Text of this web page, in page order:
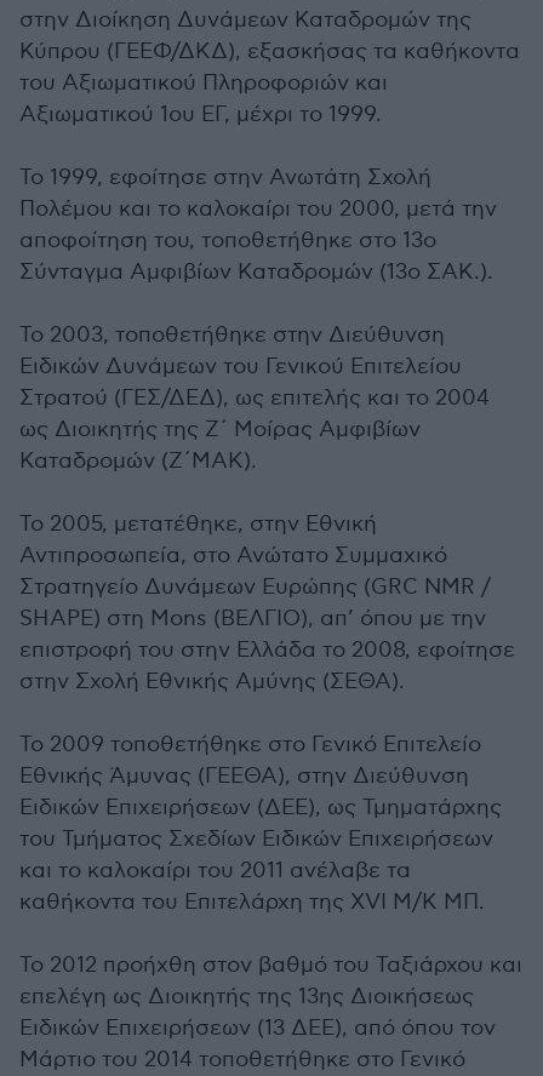
στην Διοίκηση Δυνάμεων Καταδρομών της
Κύπρου (ΓΕΕΦ/ΔΚΔ), εξασκήσας τα καθήκοντα
του Αξιωματικού Πληροφοριών και
Αξιωματικού 1ου ΕΓ, μέχρι το 1999.
Το 1999, εφοίτησε στην Ανωτάτη Σχολή
Πολέμου και το καλοκαίρι του 2000, μετά την
αποφοίτηση του, τοποθετήθηκε στο 13ο
Σύνταγμα Αμφιβίων Καταδρομών (13ο ΣΑΚ.).
Το 2003, τοποθετήθηκε στην Διεύθυνση
Ειδικών Δυνάμεων του Γενικού Επιτελείου
Στρατού (ΓΕΣ/ΔΕΔ), ως επιτελής και το 2004
ως Διοικητής της Ζ΄ Μοίρας Αμφιβίων
Καταδρομών (Ζ΄ΜΑΚ).
Το 2005, μετατέθηκε, στην Εθνική
Αντιπροσωπεία, στο Ανώτατο Συμμαχικό
Στρατηγείο Δυνάμεων Ευρώπης (GRC NMR /
SHAPE) στη Mons (ΒΕΛΓΙΟ), απ’ όπου με την
επιστροφή του στην Ελλάδα το 2008, εφοίτησε
στην Σχολή Εθνικής Αμύνης (ΣΕΘΑ).
Το 2009 τοποθετήθηκε στο Γενικό Επιτελείο
Εθνικής Άμυνας (ΓΕΕΘΑ), στην Διεύθυνση
Ειδικών Επιχειρήσεων (ΔΕΕ), ως Τμηματάρχης
του Τμήματος Σχεδίων Ειδικών Επιχειρήσεων
και το καλοκαίρι του 2011 ανέλαβε τα
καθήκοντα του Επιτελάρχη της XVI Μ/Κ ΜΠ.
Το 2012 προήχθη στον βαθμό του Ταξιάρχου και
επελέγη ως Διοικητής της 13ης Διοικήσεως
Ειδικών Επιχειρήσεων (13 ΔΕΕ), από όπου τον
Μάρτιο του 2014 τοποθετήθηκε στο Γενικό